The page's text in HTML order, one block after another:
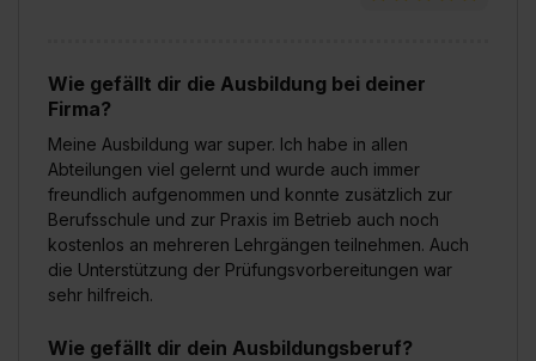
Wie gefällt dir die Ausbildung bei deiner
Firma?
Meine Ausbildung war super. Ich habe in allen
Abteilungen viel gelernt und wurde auch immer
freundlich aufgenommen und konnte zusätzlich zur
Berufsschule und zur Praxis im Betrieb auch noch
kostenlos an mehreren Lehrgängen teilnehmen. Auch
die Unterstützung der Prüfungsvorbereitungen war
sehr hilfreich.
Wie gefällt dir dein Ausbildungsberuf?